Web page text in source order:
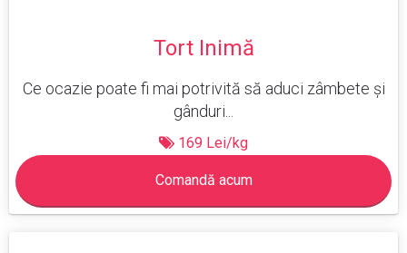
Tort Inimă
Ce ocazie poate fi mai potrivită să aduci zâmbete și
gânduri...
169 Lei/kg
Comandă acum